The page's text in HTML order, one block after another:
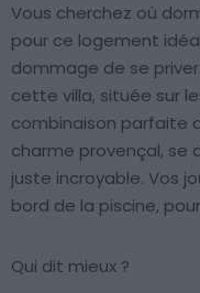
Vous cherchez où
pour ce logement
dommage de se
cette villa, située sur
combinaison parfaite
charme provençal, se
juste incroyable. Vos
bord de la piscine,
Qui dit mieux ?